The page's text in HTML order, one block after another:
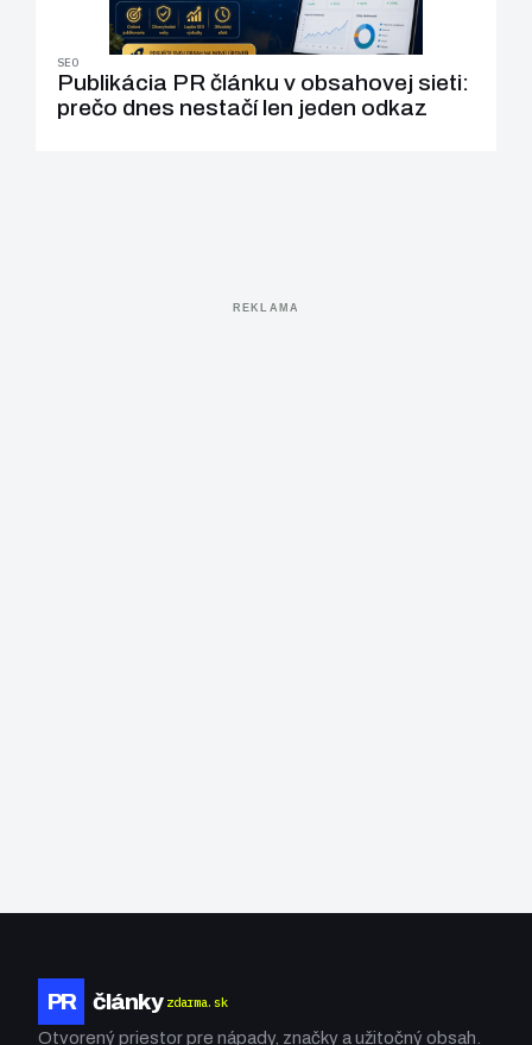
SEO
Publikácia PR článku v obsahovej sieti:
prečo dnes nestačí len jeden odkaz
REKLAMA
PR články zdarma.sk
Otvorený priestor pre nápady, značky a užitočný obsah.